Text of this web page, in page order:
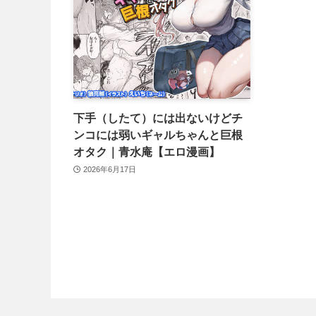
下手（したて）には出ないけどチ
ンコには弱いギャルちゃんと巨根
オタク｜青水庵【エロ漫画】
2026年6月17日